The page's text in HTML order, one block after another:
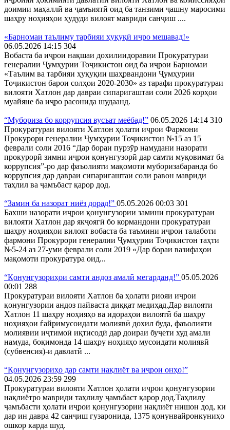
доимии маҳаллӣ ва ҷамъиятӣ оид ба танзими ҷашну маросими
шаҳру ноҳияҳои ҳудуди вилоят мавриди санҷиш ....
«Барномаи таълиму тарбияи ҳуқуқӣ иҷро мешавад!»
06.05.2026 14:15 304
Вобаста ба иҷрои нақшаи дохилиидоравии Прокуратураи
генералии Ҷумҳурии Тоҷикистон оид ба иҷрои Барномаи
«Таълим ва тарбияи ҳуқуқии шаҳрвандони Ҷумҳурии
Тоҷикистон барои солҳои 2020-2030» аз тарафи прокуратураи
вилояти Хатлон дар давраи сипаригаштаи соли 2026 корҳои
муайяне ба иҷро расонида шудаанд.
“Мубориза бо коррупсия вусъат меёбад!” 06.05.2026 14:14 310
Прокуратураи вилояти Хатлон ҳолати иҷрои Фармони
Прокурори генералии Ҷумҳурии Тоҷикистон №15 аз 15
феврали соли 2016 “Дар бораи пурзӯр намудани назорати
прокурорӣ зимни иҷрои қонунгузорӣ дар самти муқовимат ба
коррупсия”-ро дар фаъолияти мақомоти муборизабаранда бо
коррупсия дар давраи сипаригаштаи соли равон мавриди
таҳлил ва ҷамъбаст қарор дод.
“Замин ба назорат ниёз дорад!” 05.05.2026 00:03 301
Бахши назорати иҷрои қонунгузории замини прокуратураи
вилояти Хатлон дар якҷоягӣ бо кормандони прокуратураи
шаҳру ноҳияҳои вилоят вобаста ба таъмини иҷрои талаботи
фармони Прокурори генералии Ҷумҳурии Тоҷикистон таҳти
№5-24 аз 27-уми феврали соли 2019 «Дар бораи вазифаҳои
мақомоти прокуратура оид...
“Қонунгузориҳои самти андоз амалӣ мегарданд!” 05.05.2026
00:01 288
Прокуратураи вилояти Хатлон ба ҳолати риояи иҷрои
қонунгузории андоз пайваста диққат медиҳад.Дар вилояти
Хатлон 11 шаҳру ноҳияҳо ва идораҳои вилоятӣ ба шаҳру
ноҳияҳои ѓайримусоидати молиявӣ дохил буда, фаъолияти
молиявии иҷтимоӣ иқтисодӣ дар доираи буҷети худ амали
намуда, боқимонда 14 шаҳру ноҳияҳо мусоидати молиявӣ
(субвенсия)-и давлатӣ ...
“Қонунгузориҳо дар самти нақлиёт ва иҷрои онҳо!”
04.05.2026 23:59 299
Прокуратураи вилояти Хатлон ҳолати иҷрои қонунгузории
нақлиётро мавриди таҳлилу ҷамъбаст қарор дод.Таҳлилу
ҷамъбасти ҳолати иҷрои қонунгузории нақлиёт нишон дод, ки
дар ин давра 42 санҷиш гузаронида, 1375 қонунвайронкуниҳо
ошкор карда шуд.